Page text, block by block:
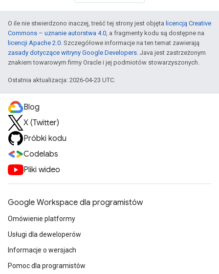
O ile nie stwierdzono inaczej, treść tej strony jest objęta licencją Creative
Commons – uznanie autorstwa 4.0 , a fragmenty kodu są dostępne na
licencji Apache 2.0 . Szczegółowe informacje na ten temat zawierają
zasady dotyczące witryny Google Developers . Java jest zastrzeżonym
znakiem towarowym firmy Oracle i jej podmiotów stowarzyszonych.
Ostatnia aktualizacja: 2026-04-23 UTC.
Blog
X (Twitter)
Próbki kodu
Codelabs
Pliki wideo
Google Workspace dla programistów
Omówienie platformy
Usługi dla deweloperów
Informacje o wersjach
Pomoc dla programistów